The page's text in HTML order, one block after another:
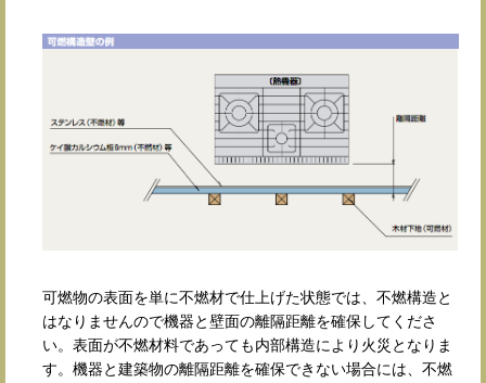
可燃物の表面を単に不燃材で仕上げた状態では、不燃構造と
はなりませんので機器と壁面の離隔距離を確保してくださ
い。表面が不燃材料であっても内部構造により火災となりま
す。機器と建築物の離隔距離を確保できない場合には、不燃